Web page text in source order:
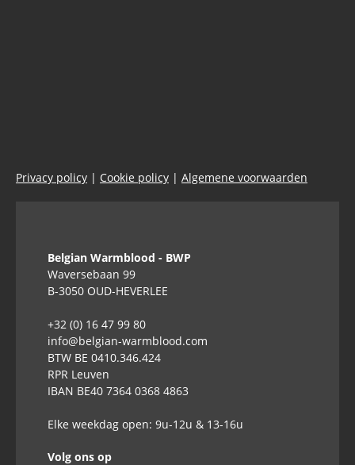
Privacy policy | Cookie policy | Algemene voorwaarden
Belgian Warmblood - BWP
Waversebaan 99
B-3050 OUD-HEVERLEE
+32 (0) 16 47 99 80
info@belgian-warmblood.com
BTW BE 0410.346.424
RPR Leuven
IBAN BE40 7364 0368 4863
Elke weekdag open: 9u-12u & 13-16u
Volg ons op